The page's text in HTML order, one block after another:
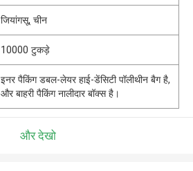
जियांगसू, चीन
10000 टुकड़े
इनर पैकिंग डबल-लेयर हाई-डेंसिटी पॉलीथीन बैग है,
और बाहरी पैकिंग नालीदार बॉक्स है।
और देखो